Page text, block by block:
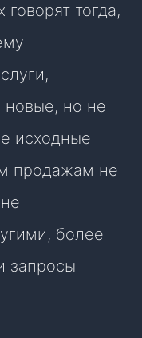
тогда,
новые, но не
исходные
продажам не
более
запросы